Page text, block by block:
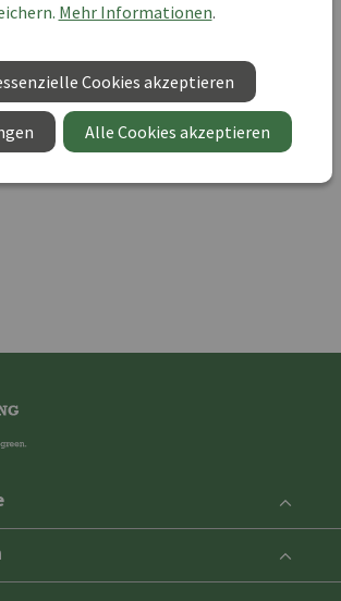
dieser Kategorie für Sie verfügbar. Das
so wenden Sie sich an Ihren
finden Sie in Ihrem Benutzerkonto.
ZUR SHOP-SEITE
Mehr Informationen.
Cookies akzeptieren
Alle Cookies akzeptieren